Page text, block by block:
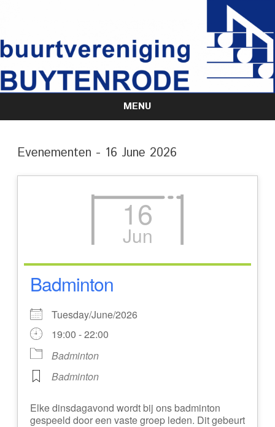
MENU
Skip
content
Evenementen - 16 June 2026
16
Jun
Badminton
Tuesday/June/2026
19:00 - 22:00
Badminton
Badminton
Elke dinsdagavond wordt bij ons badminton
gespeeld door een vaste groep leden. Dit gebeurt